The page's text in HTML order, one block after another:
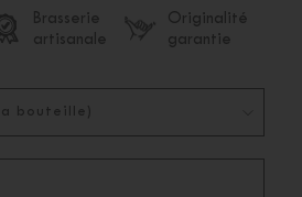
Brasserie
artisanale
Originalité
garantie